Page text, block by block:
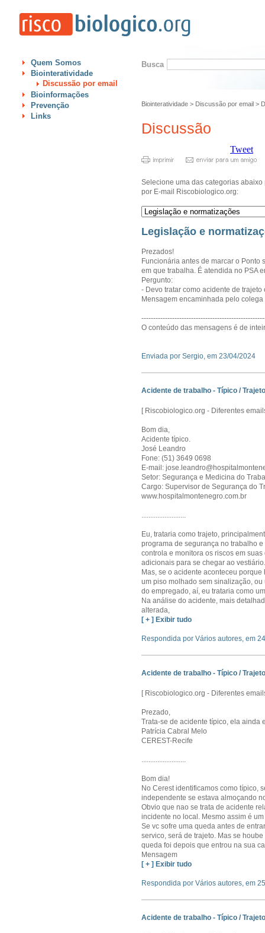
Quem Somos
Biointeratividade
Discussão por email
Bioinformações
Prevenção
Links
Busca
Biointeratividade > Discussão por email >
Discussão
Tweet
Selecione uma das categorias
por E-mail Riscobiologico.org:
Legislação e
Prezados!
Funcionária antes de marcar o
em que trabalha. É atendida no PSA
Pergunto:
- Devo tratar como acidente de trajeto
Mensagem encaminhada pelo colega
O conteúdo das mensagens é de
Enviada por Sergio, em 23/04/2024
Acidente de trabalho - Típico /
[ Riscobiologico.org - Diferentes
Bom dia,
Acidente típico.
José Leandro
Fone: (51) 3649 0698
E-mail:
Setor: Segurança e Medicina do
Cargo: Supervisor de Segurança do
www.hospitalmontenegro.com.br
.........................
Eu, trataria como trajeto,
programa de segurança no trabalho
controla e monitora os riscos em
adicionais para se chegar ao vestiário.
Mas, se o acidente aconteceu
um piso molhado sem sinalização,
do empregado, aí, eu trataria como
Na análise do acidente, mais
alterada,
[ + ] Exibir tudo
Respondida por Vários autores, em
Acidente de trabalho - Típico /
[ Riscobiologico.org - Diferentes
Prezado,
Trata-se de acidente típico, ela ainda
Patrícia Cabral Melo
CEREST-Recife
.........................
Bom dia!
No Cerest identificamos como típico,
independente se estava almoçando
Obvio que nao se trata de acidente
incidente no local. Mesmo assim é
Se vc sofre uma queda antes de
servico, será de trajeto. Mas se
queda foi depois que entrou na sua
Mensagem
[ + ] Exibir tudo
Respondida por Vários autores, em
Acidente de trabalho - Típico /